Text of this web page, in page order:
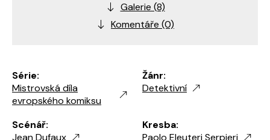
Série:
Mistrovská díla
evropského komiksu
Žánr:
Detektivní
Scénář:
Jean Dufaux
Kresba:
Paolo Eleuteri Serpieri
Galerie (8)
Komentáře (0)